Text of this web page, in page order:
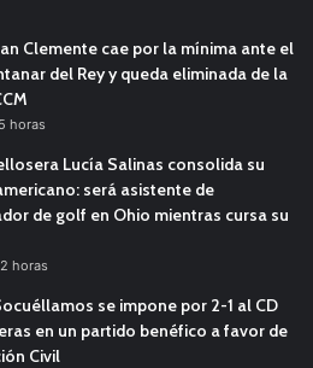
Clemente cae por la mínima ante el
del Rey y queda eliminada de la
horas
Lucía Salinas consolida su
será asistente de
de golf en Ohio mientras cursa su
horas
se impone por 2-1 al CD
en un partido benéfico a favor de
Civil